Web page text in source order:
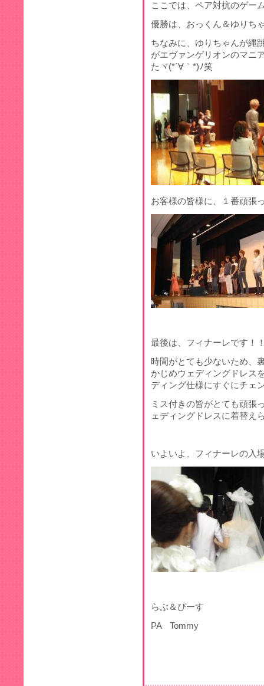
ここでは、ペア対抗のゲー
優勝は、おっくん＆ゆりち
ちなみに、ゆりちゃんが縄
がエヴァンゲリオンのマニ
たヾ(*´∀｀*)ﾉ笑
お客様の皆様に、１番頑張
最後は、フィナーレです！
時間がとても少ないため、
かじめウェディングドレス
ディング仕様にすぐにチェ
ミス付きの皆がとても頑張
ェディングドレスに着替え
いよいよ、フィナーレの入
らぶ＆ぴーす
PA Tommy